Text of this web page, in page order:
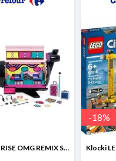
L.O.L. SURPRISE OMG REMIX Samolot -27%
-18%